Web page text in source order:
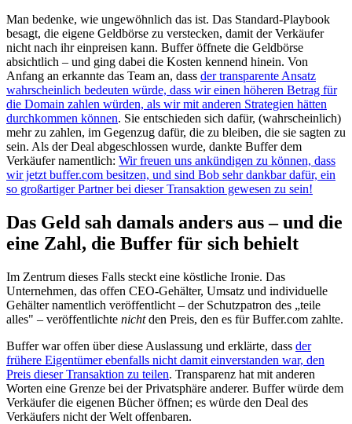
Man bedenke, wie ungewöhnlich das ist. Das Standard-Playbook
besagt, die eigene Geldbörse zu verstecken, damit der Verkäufer
nicht nach ihr einpreisen kann. Buffer öffnete die Geldbörse
absichtlich – und ging dabei die Kosten kennend hinein. Von
Anfang an erkannte das Team an, dass der transparente Ansatz
wahrscheinlich bedeuten würde, dass wir einen höheren Betrag für
die Domain zahlen würden, als wir mit anderen Strategien hätten
durchkommen können. Sie entschieden sich dafür, (wahrscheinlich)
mehr zu zahlen, im Gegenzug dafür, die zu bleiben, die sie sagten zu
sein. Als der Deal abgeschlossen wurde, dankte Buffer dem
Verkäufer namentlich: Wir freuen uns ankündigen zu können, dass
wir jetzt buffer.com besitzen, und sind Bob sehr dankbar dafür, ein
so großartiger Partner bei dieser Transaktion gewesen zu sein!
Das Geld sah damals anders aus – und die
eine Zahl, die Buffer für sich behielt
Im Zentrum dieses Falls steckt eine köstliche Ironie. Das
Unternehmen, das offen CEO-Gehälter, Umsatz und individuelle
Gehälter namentlich veröffentlicht – der Schutzpatron des „teile
alles" – veröffentlichte nichtden Preis, den es für Buffer.com zahlte.
Buffer war offen über diese Auslassung und erklärte, dass der
frühere Eigentümer ebenfalls nicht damit einverstanden war, den
Preis dieser Transaktion zu teilen. Transparenz hat mit anderen
Worten eine Grenze bei der Privatsphäre anderer. Buffer würde dem
Verkäufer die eigenen Bücher öffnen; es würde den Deal des
Verkäufers nicht der Welt offenbaren.